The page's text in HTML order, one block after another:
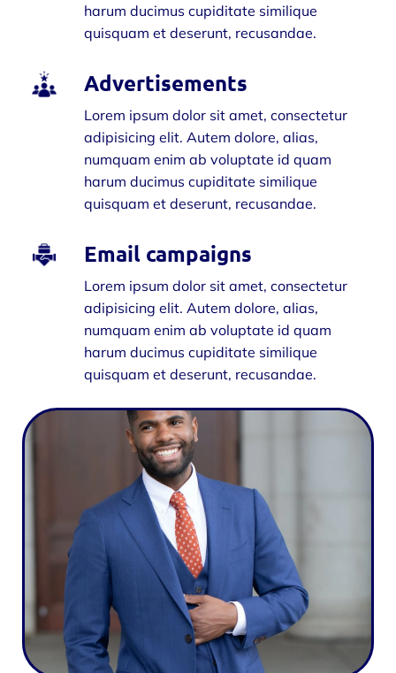
harum ducimus cupiditate similique
quisquam et deserunt, recusandae.
Advertisements
Lorem ipsum dolor sit amet, consectetur
adipisicing elit. Autem dolore, alias,
numquam enim ab voluptate id quam
harum ducimus cupiditate similique
quisquam et deserunt, recusandae.
Email campaigns
Lorem ipsum dolor sit amet, consectetur
adipisicing elit. Autem dolore, alias,
numquam enim ab voluptate id quam
harum ducimus cupiditate similique
quisquam et deserunt, recusandae.